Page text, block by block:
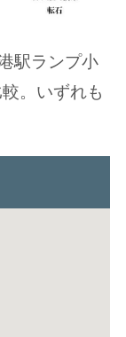
駅ランプ小
。いずれも